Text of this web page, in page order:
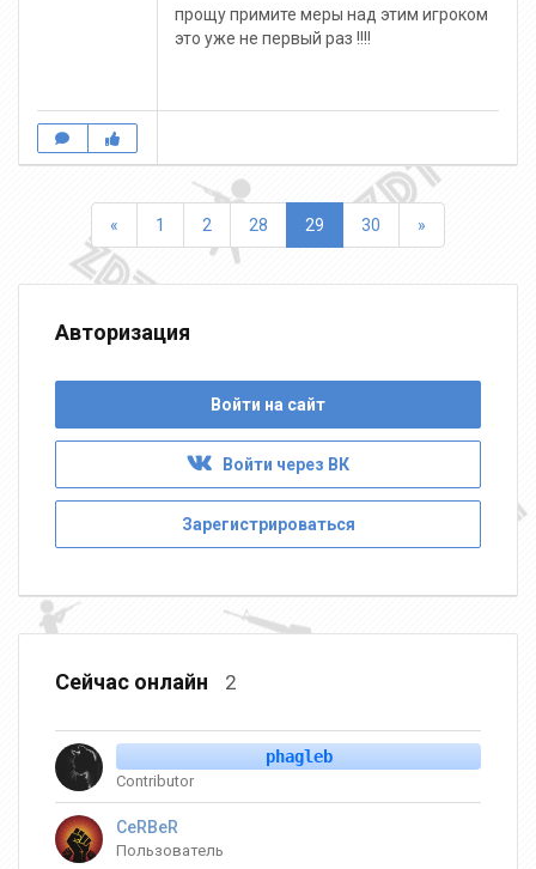
прощу примите меры над этим игроком
это уже не первый раз !!!!
« Назад1 2 28 29 30 »
Авторизация
Войти на сайт
Войти через ВК
Зарегистрироваться
Сейчас онлайн 2
phagleb
Contributor
CeRBeR
Пользователь